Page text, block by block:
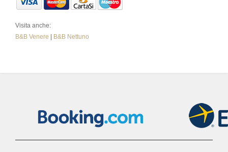
Visita anche:
B&B Venere
B&B Nettuno